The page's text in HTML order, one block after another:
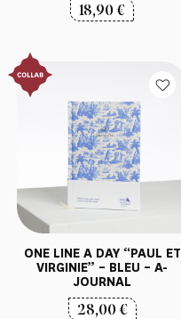
18,90€
ONE LINE A DAY “PAUL ET
VIRGINIE” – BLEU – A-
JOURNAL
28,00€